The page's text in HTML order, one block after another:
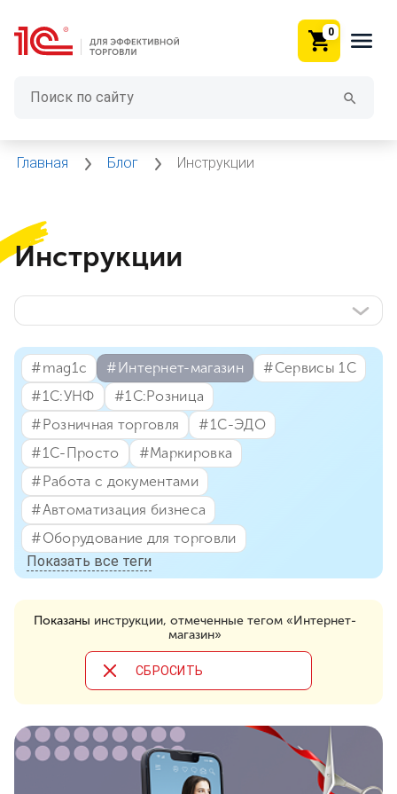
0
Главная Блог Инструкции
Инструкции
#⁣Интернет-магазин
#⁣Сервисы 1С
#⁣1С:УНФ
#⁣1С:Розница
#⁣Розничная торговля
#⁣1С-ЭДО
#⁣1С-Просто
#⁣Маркировка
#⁣Работа с документами
#⁣Автоматизация бизнеса
#⁣Оборудование для торговли
#⁣mag1c
Показать все теги
Показаны инструкции, отмеченные тегом «Интернет-
магазин»
CБРОСИТЬ